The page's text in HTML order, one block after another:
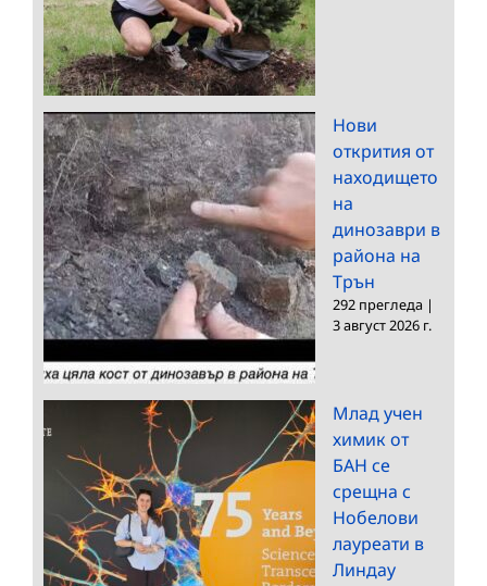
Нови
открития от
находището
на
динозаври в
района на
Трън
292 прегледа |
3 август 2026 г.
Млад учен
химик от
БАН се
срещна с
Нобелови
лауреати в
Линдау